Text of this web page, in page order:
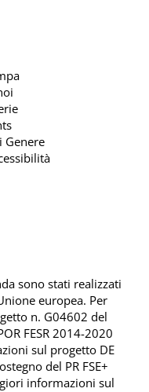
Genere
sono stati realizzati
europea. Per
n. G04602 del
FESR 2014-2020
sul progetto DE
del PR FSE+
informazioni sul